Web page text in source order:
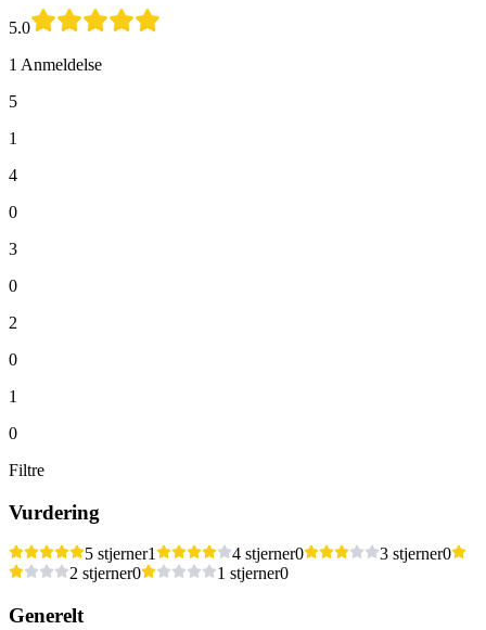
5.0
1 Anmeldelse
5
1
4
0
3
0
2
0
1
0
Filtre
Vurdering
5 stjerner1 4 stjerner0 3 stjerner0
2 stjerner0 1 stjerner0
Generelt